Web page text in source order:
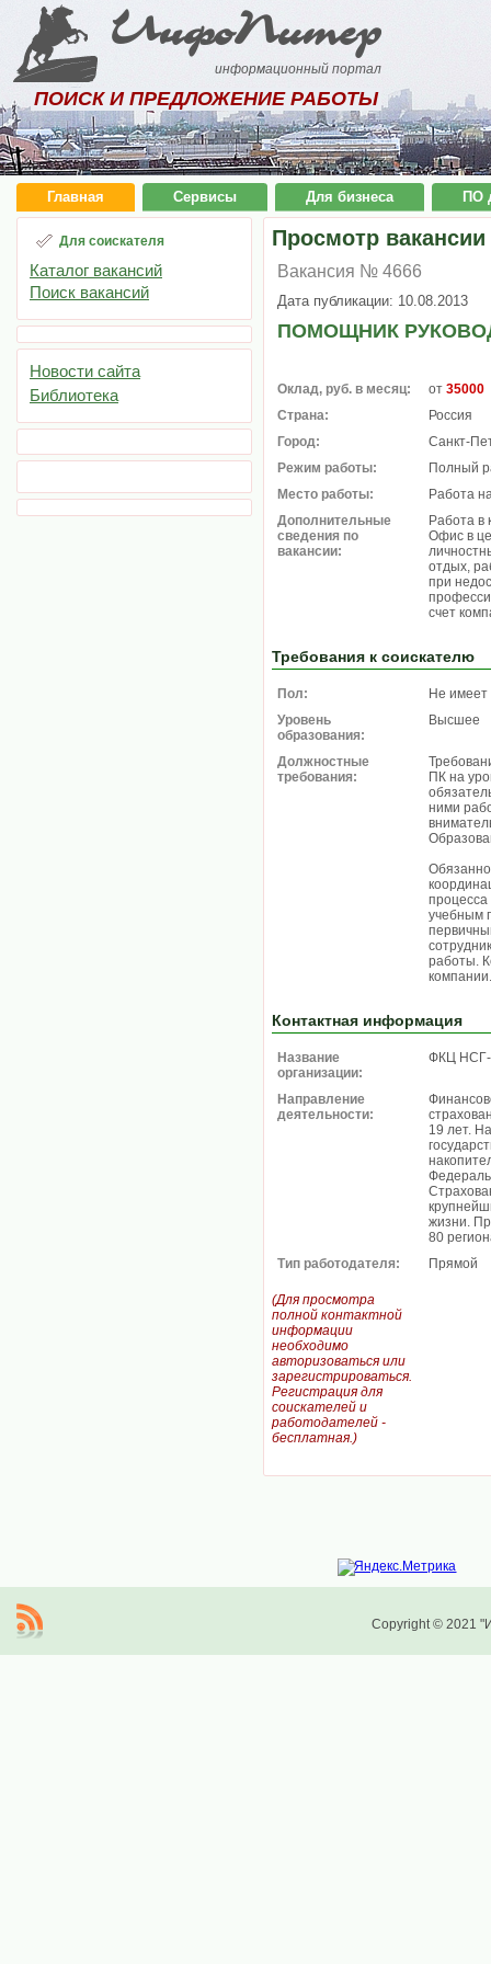
ИнфоПитер
информационный портал
ПОИСК И ПРЕДЛОЖЕНИЕ РАБОТЫ
Главная Сервисы Для бизнеса ПО
Для соискателя
Каталог вакансий
Поиск вакансий
Новости сайта
Библиотека
Просмотр вакансии
Вакансия № 4666
Дата публикации: 10.08.2013
ПОМОЩНИК
Оклад, руб. в месяц: от 35000
Страна:
Россия
Город:
Санкт-
Режим работы:
Полный
Место работы:
Работа
Дополнительные
сведения по
вакансии:
Работа в
Офис в
отдых,
при
счет
Требования к соискателю
Пол:
Не имеет
Уровень
образования:
Высшее
Должностные
требования:
ПК на
ними
процесса
учебным
работы.
компании.
Контактная информация
Название
организации:
ФКЦ НСГ-
Направление
деятельности:
19 лет.
жизни.
80
Тип работодателя:
Прямой
(Для просмотра
полной контактной
информации
необходимо
авторизоваться или
зарегистрироваться.
Регистрация для
соискателей и
работодателей -
бесплатная.)
Copyright © 2021